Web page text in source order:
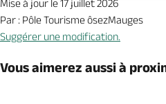
Mise à jour le 17 juillet 2026
Par : Pôle Tourisme ôsezMauges
Suggérer une modification.
Vous aimerez aussi à